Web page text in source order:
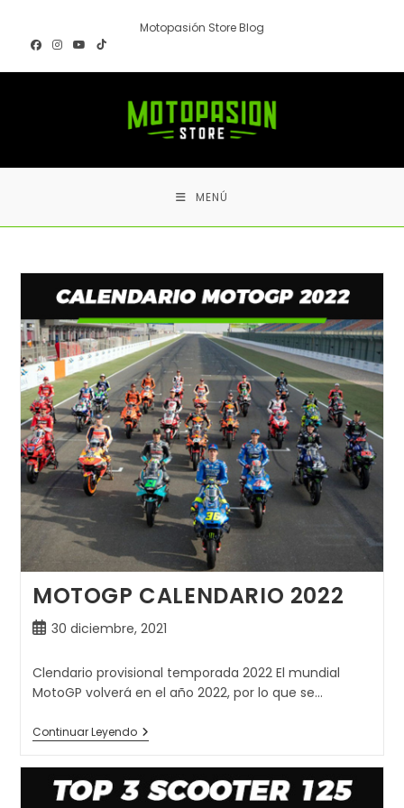
contenido
Motopasión Store Blog
MENÚ
MOTOGP CALENDARIO 2022
Publicación
la
entrada:
30 diciembre, 2021
Clendario provisional temporada 2022 El mundial
MotoGP volverá en el año 2022, por lo que se…
Continuar LeyendoMOTOGP
CALENDARIO